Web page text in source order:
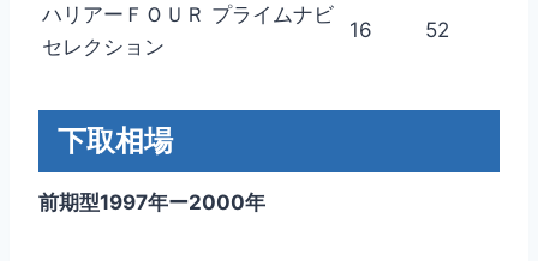
ハリアーＦＯＵＲ プライムナビ
セレクション
16 52
下取相場
前期型1997年ー2000年